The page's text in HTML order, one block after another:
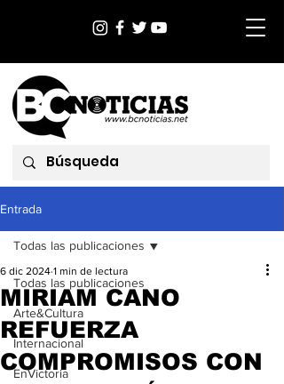
Entrada
Todas las publicaciones
Arte&Cultura
Internacional
EnVictoria
Todas las publicaciones
MIRIAM CANO
REFUERZA
COMPROMISOS CON
6 dic 2024 1 min de lectura